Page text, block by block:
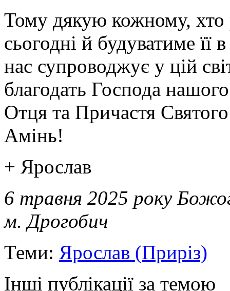
Тому дякую кожному, хто
сьогодні й будуватиме
нас супроводжує у цій
благодать Господа
Отця та Причастя
Амінь!
+ Ярослав
6 травня 2025 року
м. Дрогобич
Теми: Ярослав (Приріз)
Інші публікації за темою